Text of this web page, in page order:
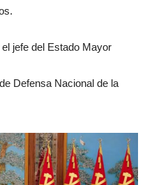
jefe del Estado Mayor
Defensa Nacional de la